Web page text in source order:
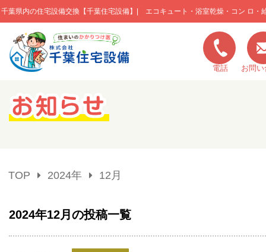
千葉県内の住宅設備交換【千葉住宅設備】| エコキュート・浴室乾燥・コン ロ・
このページの本文へ移動
電話 お問
キャンペーン一覧
TOP 2024年 12月
2024年12月の投稿一覧